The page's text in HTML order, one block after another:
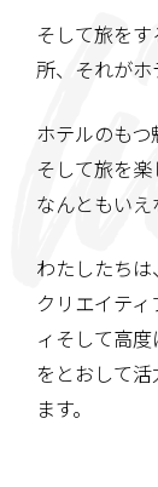
そして旅を
所、 それがホ
ホテルのもつ
そして旅を
なんともいえ
わたしたちは
クリエイテ
ィ そして高
を とおして
ます。